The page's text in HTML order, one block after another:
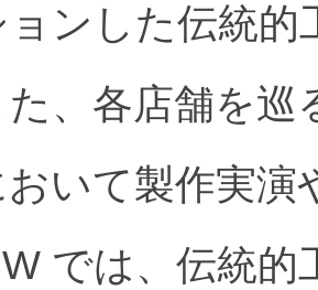
ョンした伝統
、各店舗を
いて製作実演
では、伝統的